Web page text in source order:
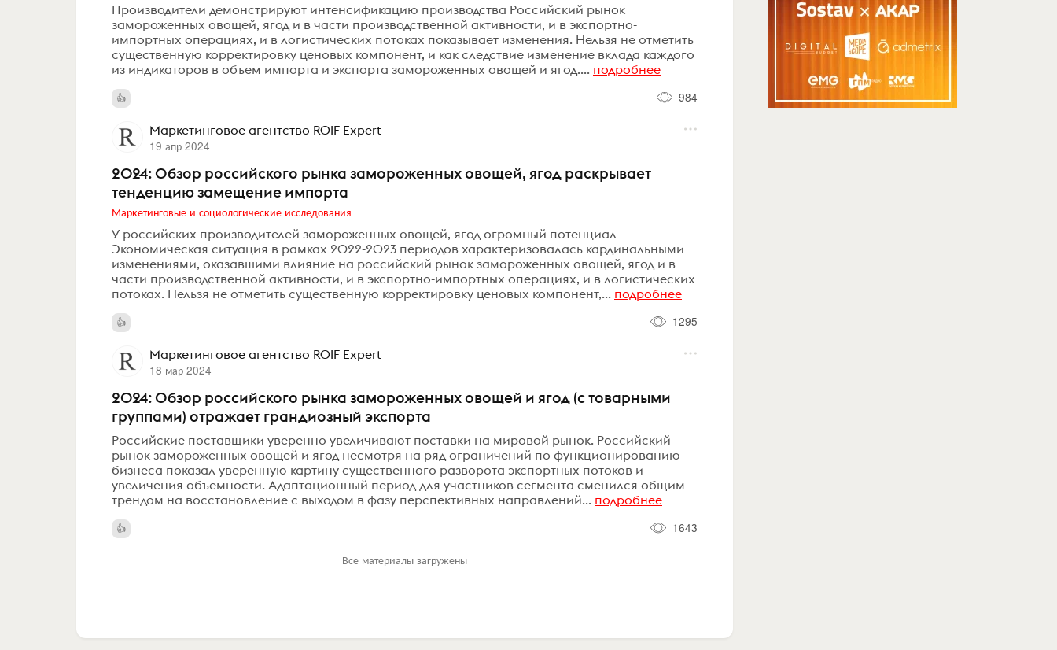
Производители демонстрируют интенсификацию производства Российский рынок
замороженных овощей, ягод и в части производственной активности, и в экспортно-
импортных операциях, и в логистических потоках показывает изменения. Нельзя не отметить
существенную корректировку ценовых компонент, и как следствие изменение вклада каждого
из индикаторов в объем импорта и экспорта замороженных овощей и ягод.... подробнее
984
Маркетинговое агентство ROIF Expert
19 апр 2024
2024: Обзор российского рынка замороженных овощей, ягод раскрывает
тенденцию замещение импорта
Маркетинговые и социологические исследования
У российских производителей замороженных овощей, ягод огромный потенциал
Экономическая ситуация в рамках 2022-2023 периодов характеризовалась кардинальными
изменениями, оказавшими влияние на российский рынок замороженных овощей, ягод и в
части производственной активности, и в экспортно-импортных операциях, и в логистических
потоках. Нельзя не отметить существенную корректировку ценовых компонент,... подробнее
1295
Маркетинговое агентство ROIF Expert
18 мар 2024
2024: Обзор российского рынка замороженных овощей и ягод (с товарными
группами) отражает грандиозный экспорта
Российские поставщики уверенно увеличивают поставки на мировой рынок. Российский
рынок замороженных овощей и ягод несмотря на ряд ограничений по функционированию
бизнеса показал уверенную картину существенного разворота экспортных потоков и
увеличения объемности. Адаптационный период для участников сегмента сменился общим
трендом на восстановление с выходом в фазу перспективных направлений... подробнее
1643
Все материалы загружены